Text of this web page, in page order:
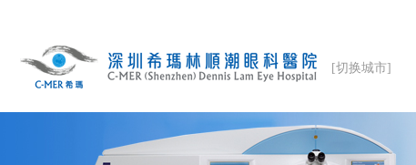
[切换城市]